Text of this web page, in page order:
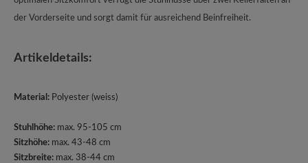
der Vorderseite und sorgt damit für ausreichend Beinfreiheit.
Artikeldetails:
Material: Polyester (weiss)
Stuhlhöhe: max. 95-105 cm
Sitzhöhe: max. 43-48 cm
Sitzbreite: max. 38-44 cm